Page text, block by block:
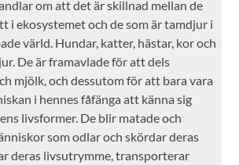
om att det är skillnad mellan de
i ekosystemet och de som är tamdjur i
värld. Hundar, katter, hästar, kor och
De är framavlade för att dels
mjölk, och dessutom för att bara vara
i hennes fåfänga att känna sig
livsformer. De blir matade och
som odlar och skördar deras
deras livsutrymme, transporterar